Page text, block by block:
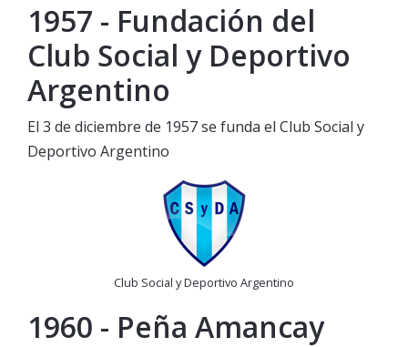
1957 - Fundación del
Club Social y Deportivo
Argentino
El 3 de diciembre de 1957 se funda el Club Social y
Deportivo Argentino
Club Social y Deportivo Argentino
1960 - Peña Amancay